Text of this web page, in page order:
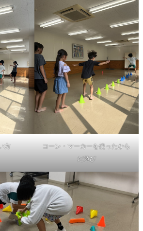
方
コーン・マーカーを使ったから
だ遊び